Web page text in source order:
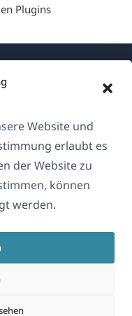
Website und
erlaubt es
der Website zu
können
werden.
Plugins
(öffnet
in
Fenster)
in
neuen